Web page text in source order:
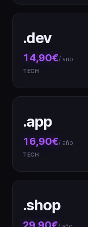
.dev
14,90€/ año
TECH
.app
16,90€/ año
TECH
.shop